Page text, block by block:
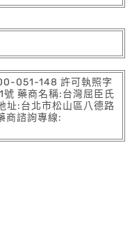
051-148 許可執照字
藥商名稱:台灣屈臣氏
址:台北市松山區八德路
商諮詢專線: